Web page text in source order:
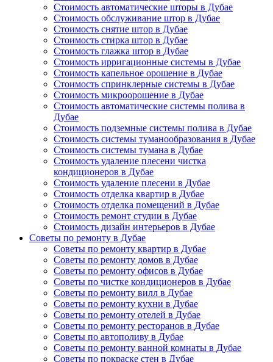
Стоимость автоматические шторы в Дубае
Стоимость обслуживание штор в Дубае
Стоимость снятие штор в Дубае
Стоимость стирка штор в Дубае
Стоимость глажка штор в Дубае
Стоимость ирригационные системы в Дубае
Стоимость капельное орошение в Дубае
Стоимость спринклерные системы в Дубае
Стоимость микроорошение в Дубае
Стоимость автоматические системы полива в
Дубае
Стоимость подземные системы полива в Дубае
Стоимость системы туманообразования в Дубае
Стоимость системы тумана в Дубае
Стоимость удаление плесени чистка
кондиционеров в Дубае
Стоимость удаление плесени в Дубае
Стоимость отделка квартир в Дубае
Стоимость отделка помещений в Дубае
Стоимость ремонт студии в Дубае
Стоимость дизайн интерьеров в Дубае
Советы по ремонту в Дубае
Советы по ремонту квартир в Дубае
Советы по ремонту домов в Дубае
Советы по ремонту офисов в Дубае
Советы по чистке кондиционеров в Дубае
Советы по ремонту вилл в Дубае
Советы по ремонту кухни в Дубае
Советы по ремонту отелей в Дубае
Советы по ремонту ресторанов в Дубае
Советы по автополиву в Дубае
Советы по ремонту ванной комнаты в Дубае
Советы по покраске стен в Дубае